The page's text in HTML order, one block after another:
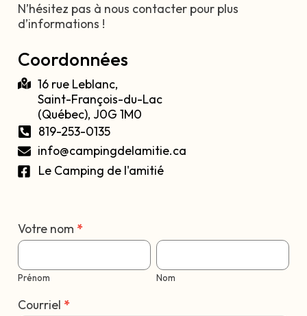
N’hésitez pas à nous contacter pour plus
d’informations !
Coordonnées
16 rue Leblanc,
Saint-François-du-Lac
(Québec), J0G 1M0
819-253-0135
info@campingdelamitie.ca
Le Camping de l'amitié
Contact
Votre nom *
Prénom
Prénom
Nom
Nom
Courriel *
Si vous
êtes un
ne
remplissez
champ.